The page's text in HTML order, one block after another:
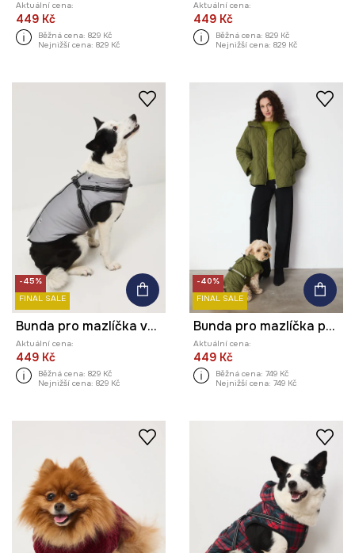
Aktuální cena:
449 Kč
Běžná cena: 829 Kč
Nejnižší cena: 829 Kč
Aktuální cena:
449 Kč
Běžná cena: 829 Kč
Nejnižší cena: 829 Kč
-45%
FINAL SALE
Bunda pro mazlíčka voděodolný povrch
Aktuální cena:
449 Kč
Běžná cena: 829 Kč
Nejnižší cena: 829 Kč
-40%
FINAL SALE
Bunda pro mazlíčka prošívaná
Aktuální cena:
449 Kč
Běžná cena: 749 Kč
Nejnižší cena: 749 Kč